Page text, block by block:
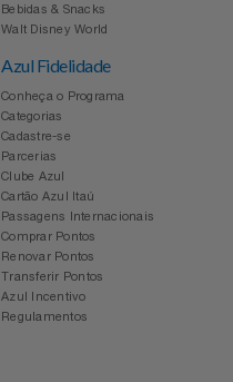
Bebidas & Snacks
Walt Disney World
Azul Fidelidade
Conheça o Programa
Categorias
Cadastre-se
Parcerias
Clube Azul
Cartão Azul Itaú
Passagens Internacionais
Comprar Pontos
Renovar Pontos
Transferir Pontos
Azul Incentivo
Regulamentos